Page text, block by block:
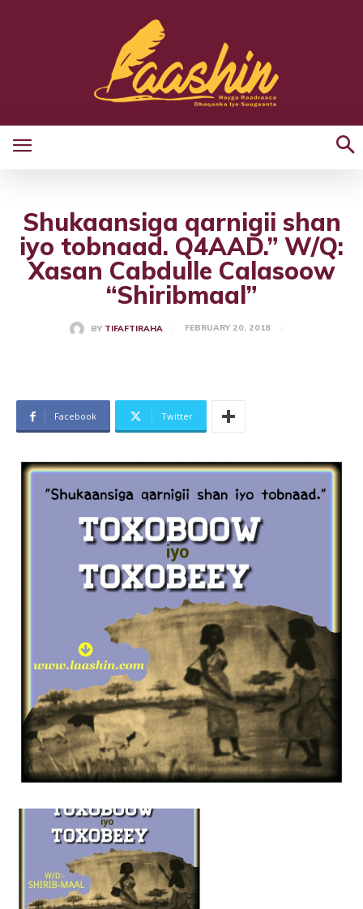
Shukaansiga qarnigii shan
iyo tobnaad. Q4AAD.” W/Q:
Xasan Cabdulle Calasoow
“Shiribmaal”
BY TIFAFTIRAHA FEBRUARY 20, 2018
Facebook Twitter